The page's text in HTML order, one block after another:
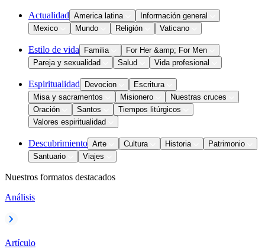
Actualidad America latina
Información general
Mexico
Mundo Religión Vaticano
Estilo de vida Familia
For Her &amp; For Men
Pareja y sexualidad
Salud Vida profesional
Espiritualidad Devocion
Escritura
Misa y sacramentos
Misionero
Nuestras cruces
Oración
Santos
Tiempos litúrgicos
Valores espiritualidad
Descubrimiento Arte Cultura Historia
Patrimonio
Santuario
Viajes
Nuestros formatos destacados
Análisis
Artículo